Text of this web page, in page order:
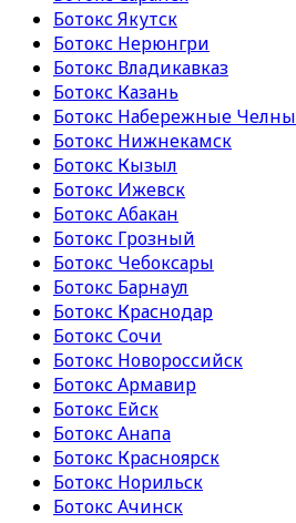
Ботокс Якутск
Ботокс Нерюнгри
Ботокс Владикавказ
Ботокс Казань
Ботокс Набережные Челны
Ботокс Нижнекамск
Ботокс Кызыл
Ботокс Ижевск
Ботокс Абакан
Ботокс Грозный
Ботокс Чебоксары
Ботокс Барнаул
Ботокс Краснодар
Ботокс Сочи
Ботокс Новороссийск
Ботокс Армавир
Ботокс Ейск
Ботокс Анапа
Ботокс Красноярск
Ботокс Норильск
Ботокс Ачинск